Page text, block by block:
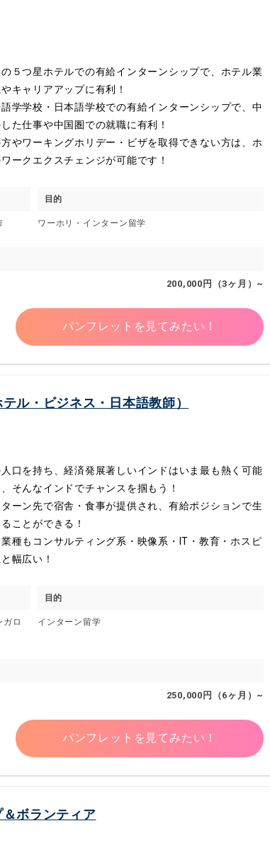
５つ星ホテルでの有給インターンシップで、ホテル業
キャリアアップに有利！
学学校・日本語学校での有給インターンシップで、中
た仕事や中国圏での就職に有利！
やワーキングホリデー・ビザを取得できない方は、ホ
ークエクスチェンジが可能です！
目的
ワーホリ・インターン留学
200,000円（3ヶ月）~
パンフレットを見てみたい！
ル・ビジネス・日本語教師）
口を持ち、経済発展著しいインドはいま最も熱く可能
そんなインドでチャンスを掴もう！
ーン先で宿舎・食事が提供され、有給ポジションで生
ことができる！
種もコンサルティング系・映像系・IT・教育・ホスピ
幅広い！
ガロ
目的
インターン留学
250,000円（6ヶ月）~
パンフレットを見てみたい！
ボランティア